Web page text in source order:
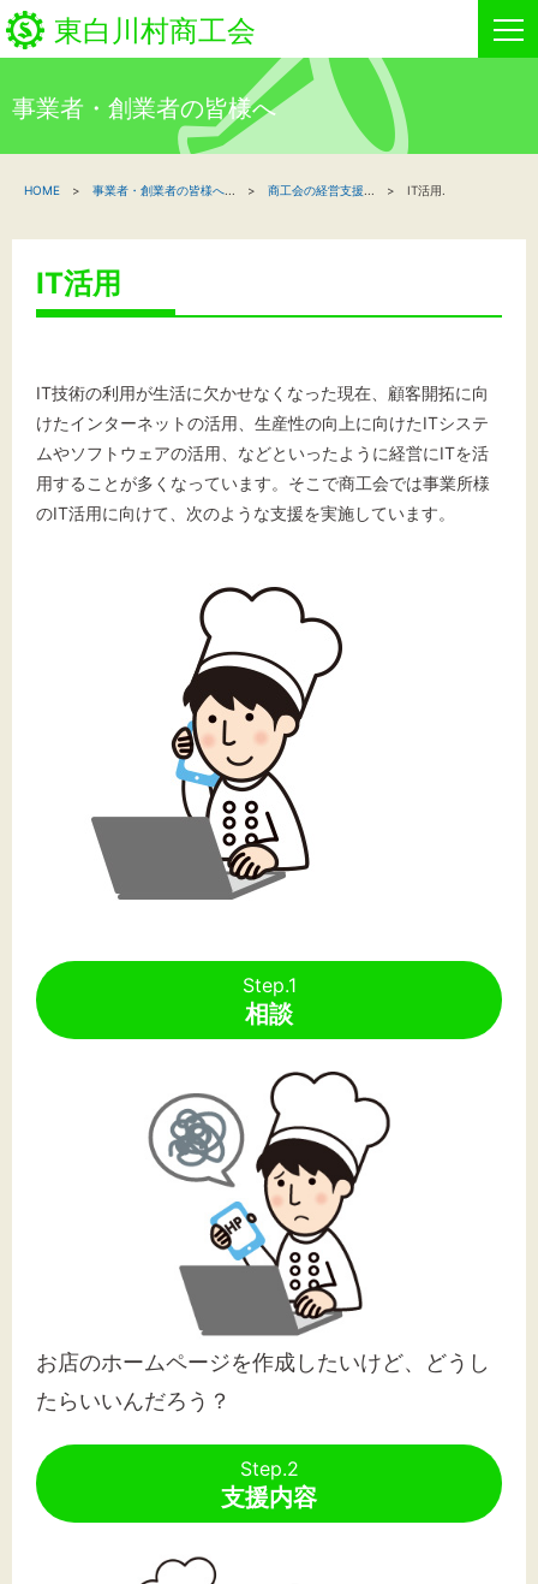
東白川村商工会
新着情報
関係機関の方へ
商工会事業
拡大
背景色
黒 白
事業者・創業者の皆様へ
HOME 事業者・創業者の皆様へ 商工会の経営支援 IT活用.
IT活用
IT技術の利用が生活に欠かせなくなった現在、顧客開拓に向
けたインターネットの活用、生産性の向上に向けたITシステ
ムやソフトウェアの活用、などといったように経営にITを活
用することが多くなっています。そこで商工会では事業所様
のIT活用に向けて、次のような支援を実施しています。
Step.1
相談
お店のホームページを作成したいけど、どうし
たらいいんだろう？
Step.2
支援内容